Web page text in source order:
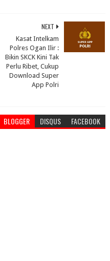
NEXT
Kasat Intelkam
Polres Ogan Ilir :
Bikin SKCK Kini Tak
Perlu Ribet, Cukup
Download Super
App Polri
BLOGGER DISQUS FACEBOOK